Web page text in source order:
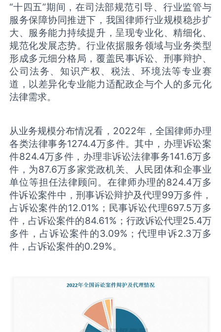
“十四五”期间，在司法部规范引导、行业监管与
服务保障协同推进下，我国律师行业规模稳步扩
大、服务能力持续提升，呈现专业化、精细化、
规范化发展态势。行业依据服务领域与业务类型
形成多元细分格局，覆盖民事诉讼、刑事辩护、
公司法务、知识产权、税法、环境法等专业赛
道，以差异化专业能力适配政企与个人的多元化
法律需求。
从业务规模分布情况看，2022年，全国律师办理
各类法律事务1274.4万多件。其中，办理诉讼案
件824.4万多件，办理非诉讼法律事务141.6万多
件，为87.6万多家党政机关、人民团体和企事业
单位等担任法律顾问。在律师办理的824.4万多
件诉讼案件中，刑事诉讼辩护及代理99万多件，
占诉讼案件的12.01%；民事诉讼代理697.5万多
件，占诉讼案件的84.61%；行政诉讼代理25.4万
多件，占诉讼案件的3.09%；代理申诉2.3万多
件，占诉讼案件的0.29%。